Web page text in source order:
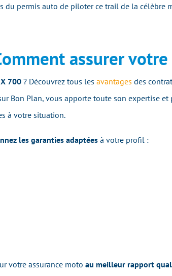
du permis auto de piloter ce trail de la célèbre
assurer
700? Découvrez tous les avantages des
Bon Plan, vous apporte toute son expertise
à votre situation.
les garanties adaptées à votre profil :
votre assurance moto au meilleur rapport